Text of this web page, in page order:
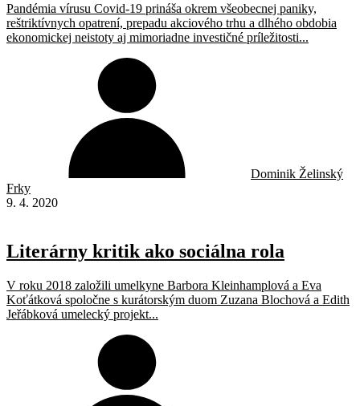
Pandémia vírusu Covid-19 prináša okrem všeobecnej paniky,
reštriktívnych opatrení, prepadu akciového trhu a dlhého obdobia
ekonomickej neistoty aj mimoriadne investičné príležitosti...
Dominik Želinský
Frky
9. 4. 2020
Literárny kritik ako sociálna rola
V roku 2018 založili umelkyne Barbora Kleinhamplová a Eva
Koťátková spoločne s kurátorským duom Zuzana Blochová a Edith
Jeřábková umelecký projekt...